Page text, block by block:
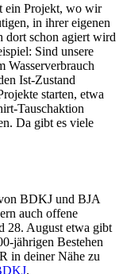
ein Projekt, wo wir
in ihrer eigenen
dort schon agiert wird
Sind unsere
Wasserverbrauch
Ist-Zustand
starten, etwa
Tauschaktion
Da gibt es viele
BDKJ und BJA
auch offene
28. August etwa gibt
jährigen Bestehen
in deiner Nähe zu
.